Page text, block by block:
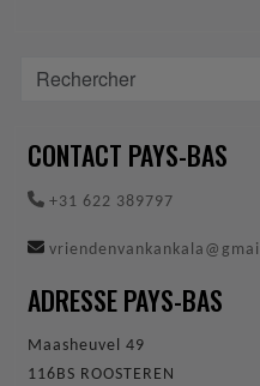
CONTACT PAYS-BAS
+31 622 389797
ADRESSE PAYS-BAS
Maasheuvel 49
116BS ROOSTEREN